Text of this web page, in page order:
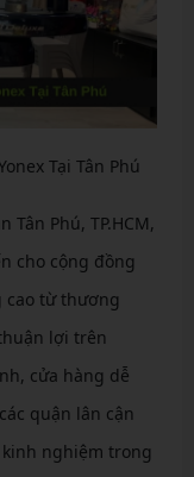
Tại Tân Phú
Tân Phú, TP.HCM,
cho cộng đồng
cao từ thương
lợi trên
cửa hàng dễ
quận lân cận
kinh nghiệm trong